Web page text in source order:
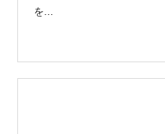
を...